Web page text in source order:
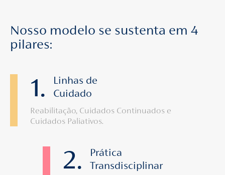
Nosso modelo se sustenta em 4
pilares:
1.
Linhas de
Cuidado
Reabilitação, Cuidados Continuados e
Cuidados Paliativos.
2.
Prática
Transdisciplinar